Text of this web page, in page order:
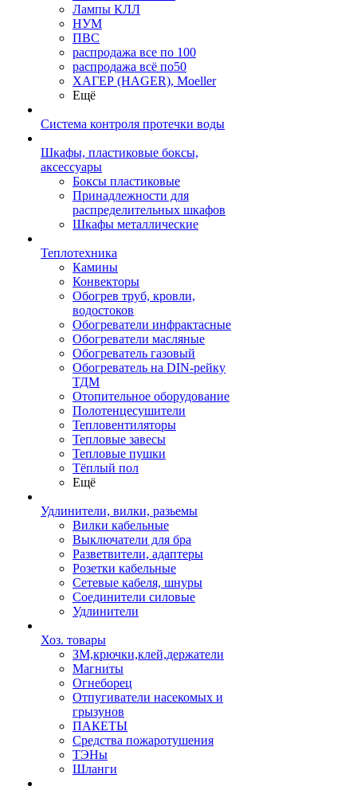
Лампы КЛЛ
НУМ
ПВС
распродажа все по 100
распродажа всё по50
ХАГЕР (HAGER), Moeller
Ещё
Система контроля протечки воды
Шкафы, пластиковые боксы,
аксессуары
Боксы пластиковые
Принадлежности для
распределительных шкафов
Шкафы металлические
Теплотехника
Камины
Конвекторы
Обогрев труб, кровли,
водостоков
Обогреватели инфрактасные
Обогреватели масляные
Обогреватель газовый
Обогреватель на DIN-рейку
ТДМ
Отопительное оборудование
Полотенцесушители
Тепловентиляторы
Тепловые завесы
Тепловые пушки
Тёплый пол
Ещё
Удлинители, вилки, разьемы
Вилки кабельные
Выключатели для бра
Разветвители, адаптеры
Розетки кабельные
Сетевые кабеля, шнуры
Соединители силовые
Удлинители
Хоз. товары
ЗМ,крючки,клей,держатели
Магниты
Огнеборец
Отпугиватели насекомых и
грызунов
ПАКЕТЫ
Средства пожаротушения
ТЭНы
Шланги